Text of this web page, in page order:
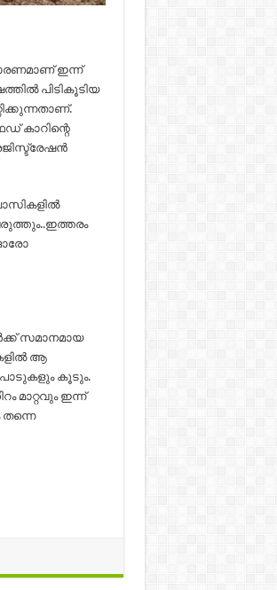
ഇന്ന്
പിടികൂടിയ
കാറിന്റെ
ഓരോ
സമാനമായ
ആ
കൂടും.
മാറ്റവും ഇന്ന്
തന്നെ